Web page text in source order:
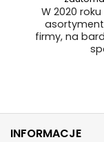
W 2020
firmy, na
INFORMACJE